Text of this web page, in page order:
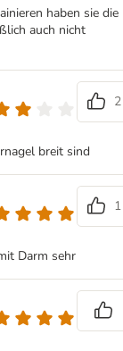
haben sie die
auch nicht
2
breit sind
1
Darm sehr